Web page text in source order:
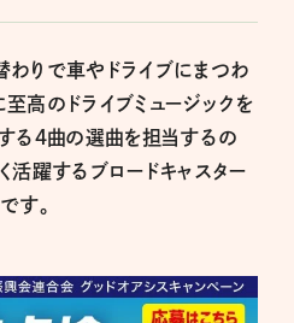
わりで車やドライブにまつわ
高のドライブミュージックを
る４曲の選曲を担当するの
活躍するブロードキャスター
す。